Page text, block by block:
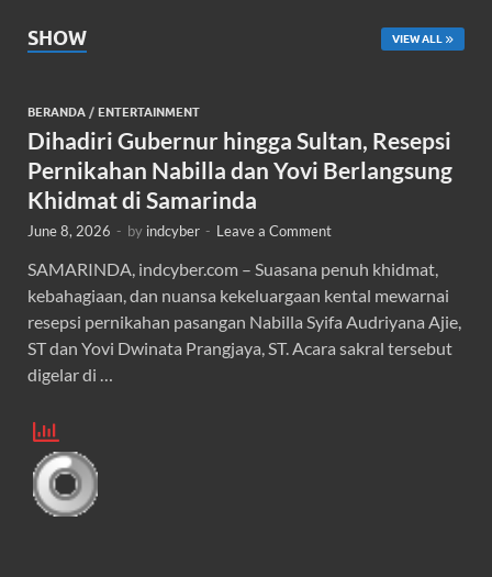
SHOW VIEW ALL
BERANDA / ENTERTAINMENT
Dihadiri Gubernur hingga Sultan, Resepsi
Pernikahan Nabilla dan Yovi Berlangsung
Khidmat di Samarinda
June 8, 2026 - by indcyber - Leave a Comment
SAMARINDA, indcyber.com – Suasana penuh khidmat,
kebahagiaan, dan nuansa kekeluargaan kental mewarnai
resepsi pernikahan pasangan Nabilla Syifa Audriyana Ajie,
ST dan Yovi Dwinata Prangjaya, ST. Acara sakral tersebut
digelar di …